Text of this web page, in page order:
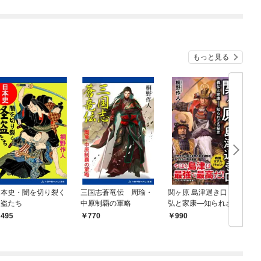
もっと見る
本史・闇を切り裂く
たち
495
三国志蒼竜伝 周瑜・
中原制覇の軍略
770
関ヶ原 島津退き口 - 義
弘と家康―知られざる
秘史 -
990